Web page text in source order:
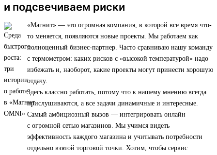
и подсвечиваем риски
«Магнит» — это огромная компания, в которой все время что-
то меняется, появляются новые проекты. Мы работаем как
полноценный бизнес-партнер. Часто сравниваю нашу команду
с термометром: каких рисков с «высокой температурой» надо
избежать и, наоборот, какие проекты могут принести хорошую
отдачу.
Здесь классно работать, потому что к нашему мнению всегда
прислушиваются, а все задачи динамичные и интересные.
Самый амбициозный вызов — интегрировать онлайн
с огромной сетью магазинов. Мы учимся видеть
эффективность каждого магазина и учитывать потребности
отдельно взятой торговой точки. Хотим, чтобы сервис